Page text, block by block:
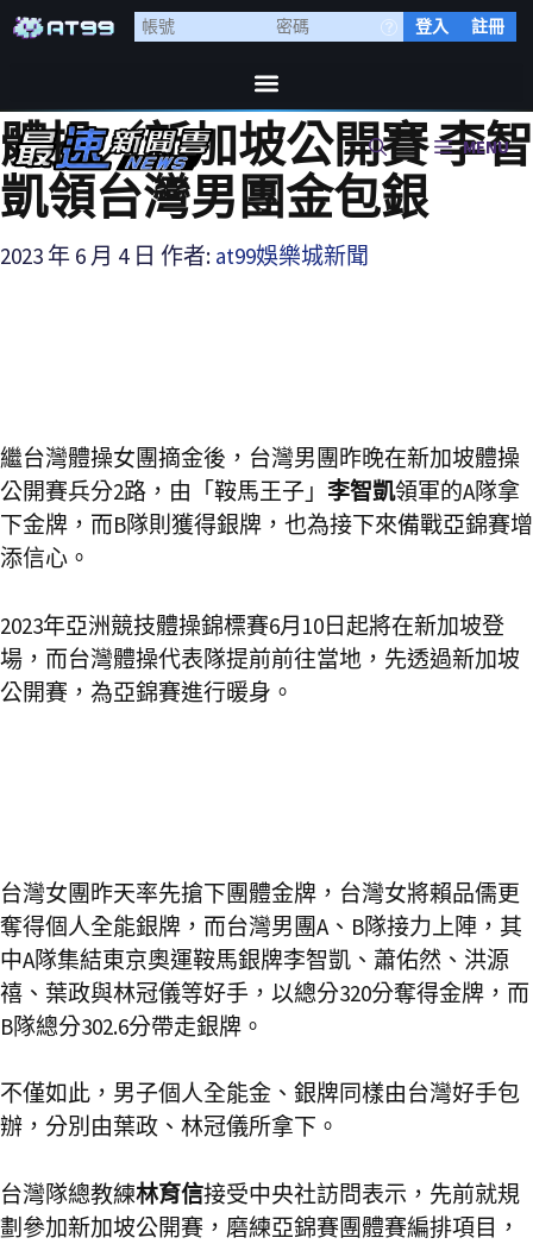
登入 註冊
MENU
體操／新加坡公開賽 李智
凱領台灣男團金包銀
2023 年 6 月 4 日 作者: at99娛樂城新聞
繼台灣體操女團摘金後，台灣男團昨晚在新加坡體操
公開賽兵分2路，由「鞍馬王子」 李智凱領軍的A隊拿
下金牌，而B隊則獲得銀牌，也為接下來備戰亞錦賽增
添信心。
2023年亞洲競技體操錦標賽6月10日起將在新加坡登
場，而台灣體操代表隊提前前往當地，先透過新加坡
公開賽，為亞錦賽進行暖身。
台灣女團昨天率先搶下團體金牌，台灣女將賴品儒更
奪得個人全能銀牌，而台灣男團A、B隊接力上陣，其
中A隊集結東京奧運鞍馬銀牌李智凱、蕭佑然、洪源
禧、葉政與林冠儀等好手，以總分320分奪得金牌，而
B隊總分302.6分帶走銀牌。
不僅如此，男子個人全能金、銀牌同樣由台灣好手包
辦，分別由葉政、林冠儀所拿下。
台灣隊總教練林育信接受中央社訪問表示，先前就規
劃參加新加坡公開賽，磨練亞錦賽團體賽編排項目，